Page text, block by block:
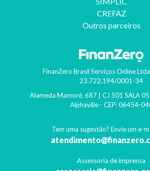
CREFAZ
Outros parceiros
FinanZero Brasil Serviços Online
23.722.194/0001-34
Alameda Mamoré, 687 | CJ 501 SALA
Alphaville- CEP: 06454-
Tem uma sugestão? Envie um e-
Assessoria de imprensa